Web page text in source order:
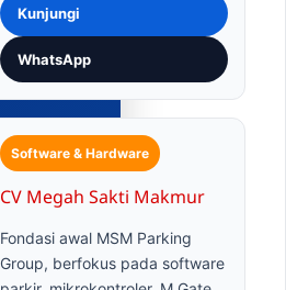
Kunjungi
WhatsApp
Software & Hardware
CV Megah Sakti Makmur
Fondasi awal MSM Parking
Group, berfokus pada software